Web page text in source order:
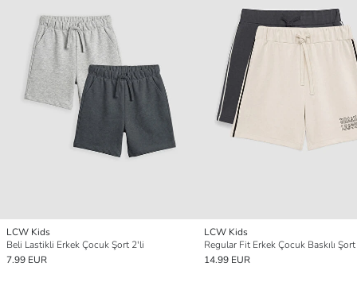
LCW Kids
Beli Lastikli Erkek Çocuk Şort 2'li
7.99 EUR
LCW Kids
Regular Fit Erkek Çocuk Baskılı
14.99 EUR